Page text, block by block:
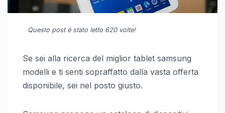
Questo post é stato letto 620 volte!
Se sei alla ricerca del miglior tablet samsung
modelli e ti senti sopraffatto dalla vasta offerta
disponibile, sei nel posto giusto.